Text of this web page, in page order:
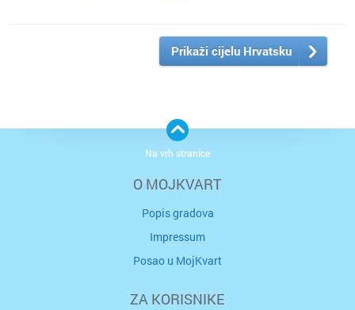
Prikaži cijelu Hrvatsku
O MOJKVART
Popis gradova
Impressum
Posao u MojKvart
ZA KORISNIKE
Na vrh stranice